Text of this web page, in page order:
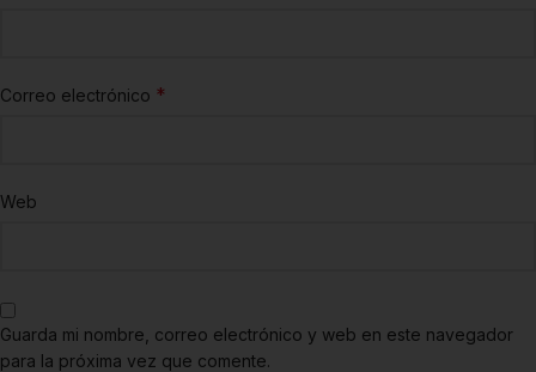
Correo electrónico *
Web
Guarda mi nombre, correo electrónico y web en este navegador
para la próxima vez que comente.